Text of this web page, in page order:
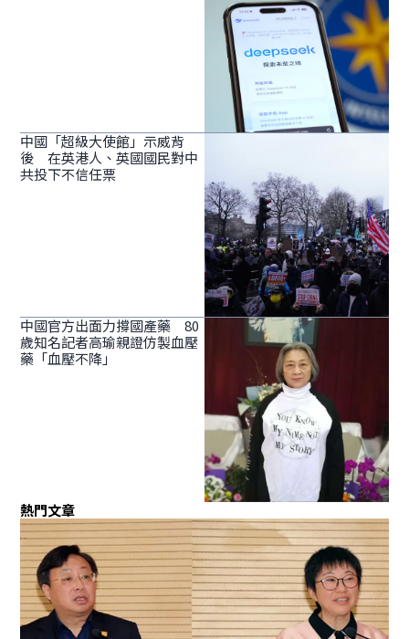
中國「超級大使館」示威背
後 在英港人、英國國民對中
共投下不信任票
中國官方出面力撐國產藥 80
歲知名記者高瑜親證仿製血壓
藥「血壓不降」
熱門文章